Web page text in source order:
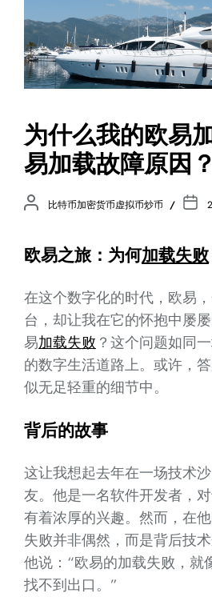
为什么我的欧易
易加载故障原因？
比特币加密货币虚拟币炒币
欧易之旅：为何加载失败
在这个数字化的时代，欧易
台，却让我在它的怀抱中屡
易加载失败？这个问题如同
的数字生活道路上。或许，
似无足轻重的细节中。
背后的故事
这让我想起去年在一场技术
友。他是一名软件开发者，
有着浓厚的兴趣。然而，在
失败并非偶然，而是背后技术
他说：“欧易的加载失败，就
找不到出口。”